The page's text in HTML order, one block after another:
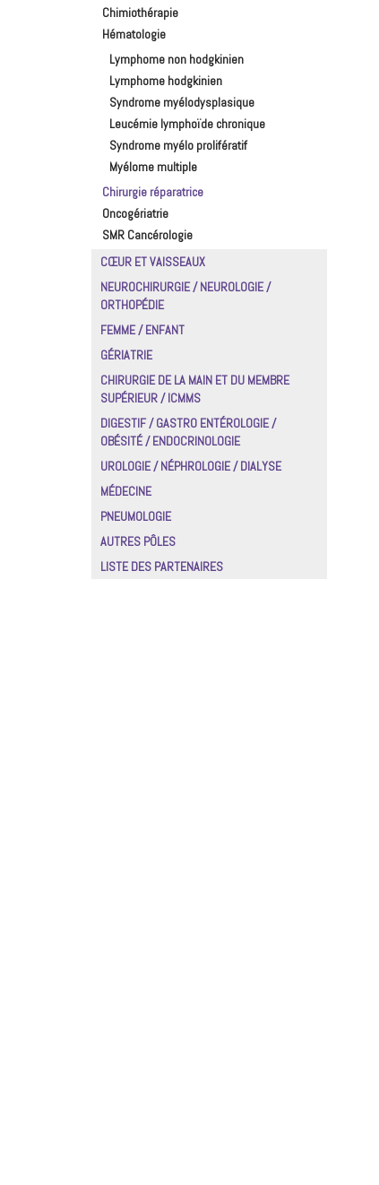
Chimiothérapie
Hématologie
Lymphome non hodgkinien
Lymphome hodgkinien
Syndrome myélodysplasique
Leucémie lymphoïde chronique
Syndrome myélo prolifératif
Myélome multiple
Chirurgie réparatrice
Oncogériatrie
SMR Cancérologie
CŒUR ET VAISSEAUX
NEUROCHIRURGIE / NEUROLOGIE /
ORTHOPÉDIE
FEMME / ENFANT
GÉRIATRIE
CHIRURGIE DE LA MAIN ET DU MEMBRE
SUPÉRIEUR / ICMMS
DIGESTIF / GASTRO ENTÉROLOGIE /
OBÉSITÉ / ENDOCRINOLOGIE
UROLOGIE / NÉPHROLOGIE / DIALYSE
MÉDECINE
PNEUMOLOGIE
AUTRES PÔLES
LISTE DES PARTENAIRES